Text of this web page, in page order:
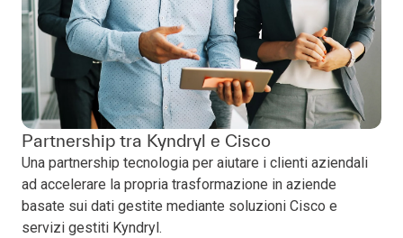
Partnership tra Kyndryl e Cisco
Una partnership tecnologia per aiutare i clienti aziendali
ad accelerare la propria trasformazione in aziende
basate sui dati gestite mediante soluzioni Cisco e
servizi gestiti Kyndryl.